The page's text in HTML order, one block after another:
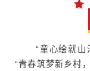
“童心绘就山
“青春筑梦新乡村